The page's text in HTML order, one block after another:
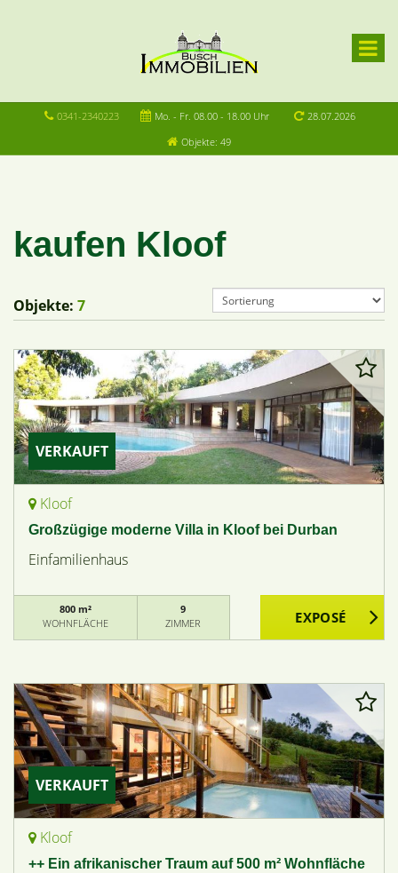
0341-2340223 Mo. - Fr. 08.00 - 18.00 Uhr
28.07.2026
Objekte: 49
kaufen Kloof
Objekte: 7
VERKAUFT
Kloof
Großzügige moderne Villa in Kloof bei Durban
Einfamilienhaus
800 m²
WOHNFLÄCHE
9
ZIMMER
VERKAUFT
Kloof
++ Ein afrikanischer Traum auf 500 m² Wohnfläche